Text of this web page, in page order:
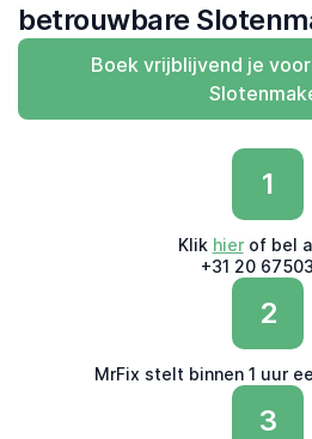
betrouwbare
Boek vrijblijvend je
1
Klik hierof bel
+31 20
2
MrFix stelt binnen 1 uur
3